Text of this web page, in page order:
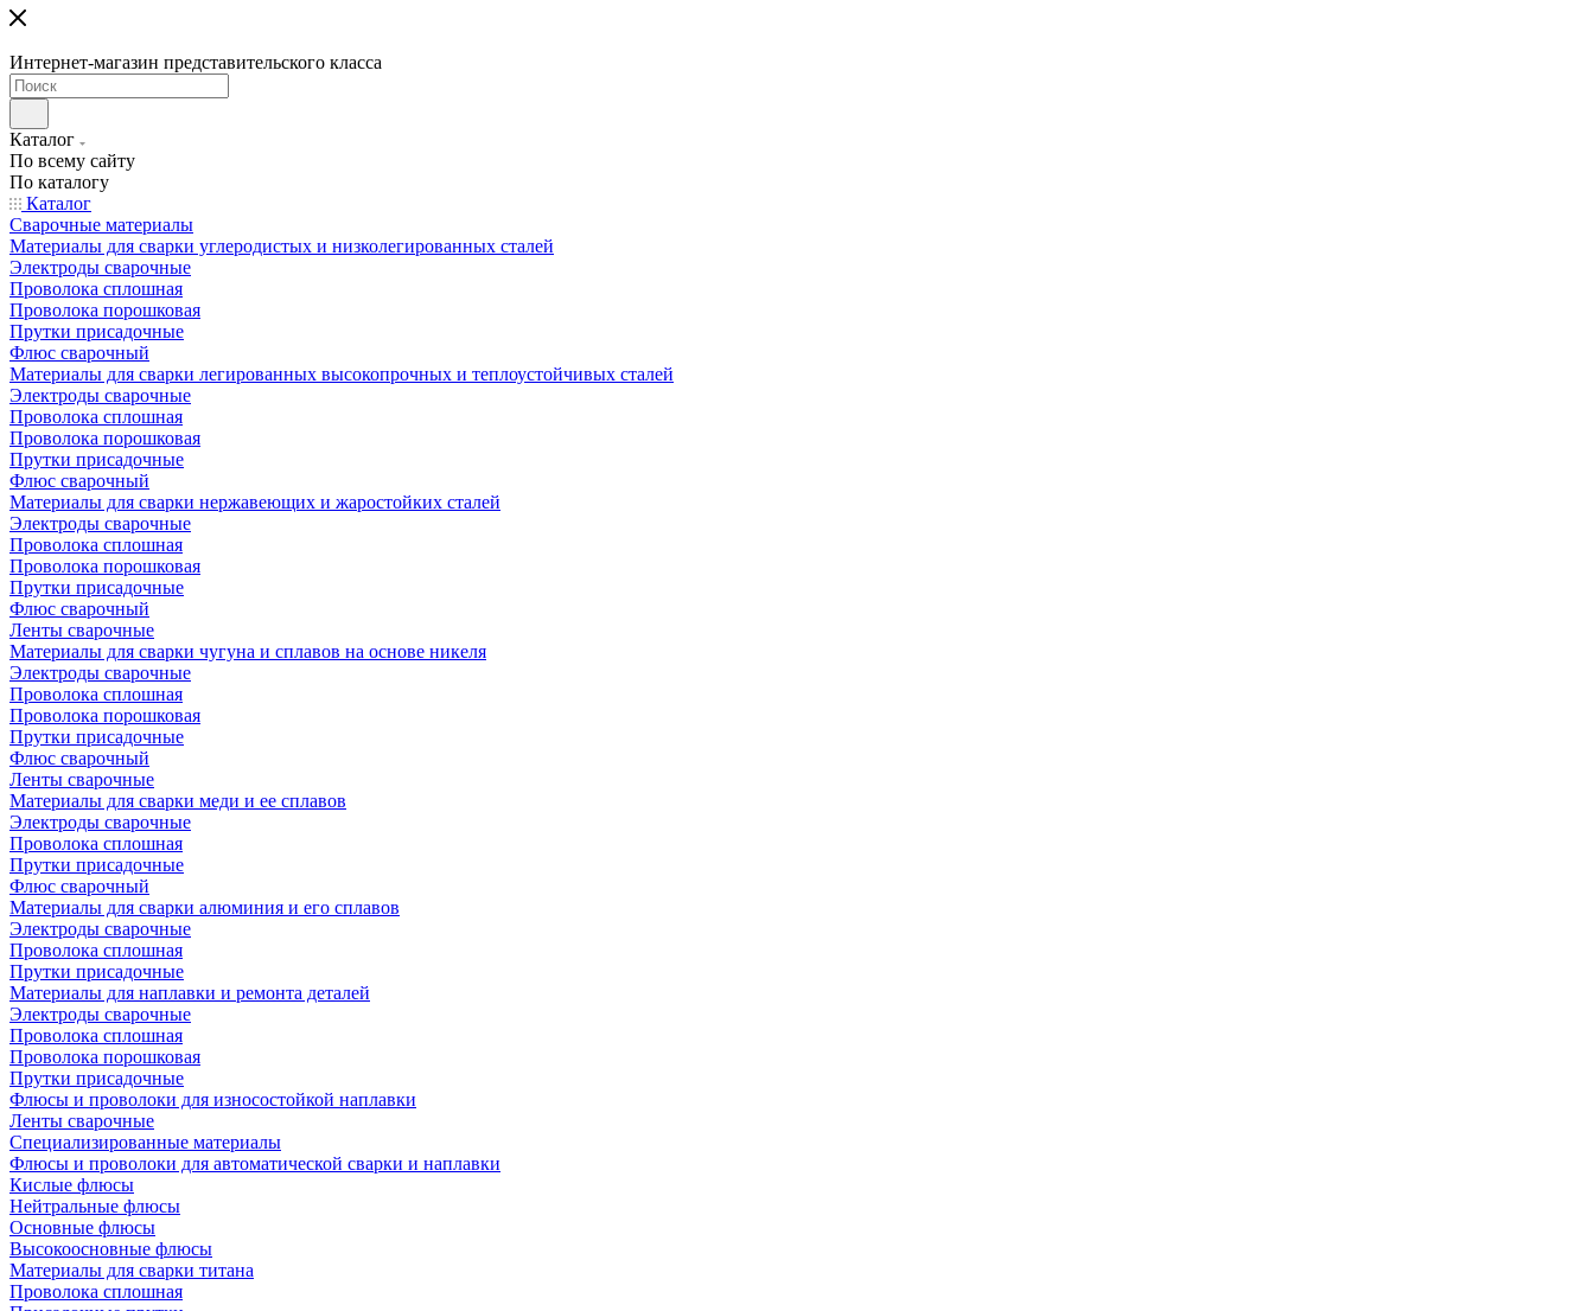
Интернет-магазин представительского класса
Каталог
По всему сайту
По каталогу
Каталог
Сварочные материалы
Материалы для сварки углеродистых и низколегированных сталей
Электроды сварочные
Проволока сплошная
Проволока порошковая
Прутки присадочные
Флюс сварочный
Материалы для сварки легированных высокопрочных и теплоустойчивых сталей
Электроды сварочные
Проволока сплошная
Проволока порошковая
Прутки присадочные
Флюс сварочный
Материалы для сварки нержавеющих и жаростойких сталей
Электроды сварочные
Проволока сплошная
Проволока порошковая
Прутки присадочные
Флюс сварочный
Ленты сварочные
Материалы для сварки чугуна и сплавов на основе никеля
Электроды сварочные
Проволока сплошная
Проволока порошковая
Прутки присадочные
Флюс сварочный
Ленты сварочные
Материалы для сварки меди и ее сплавов
Электроды сварочные
Проволока сплошная
Прутки присадочные
Флюс сварочный
Материалы для сварки алюминия и его сплавов
Электроды сварочные
Проволока сплошная
Прутки присадочные
Материалы для наплавки и ремонта деталей
Электроды сварочные
Проволока сплошная
Проволока порошковая
Прутки присадочные
Флюсы и проволоки для износостойкой наплавки
Ленты сварочные
Специализированные материалы
Флюсы и проволоки для автоматической сварки и наплавки
Кислые флюсы
Нейтральные флюсы
Основные флюсы
Высокоосновные флюсы
Материалы для сварки титана
Проволока сплошная